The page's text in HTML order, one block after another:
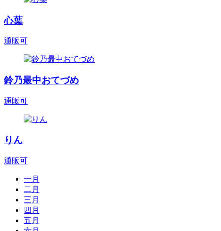
心葉
通販可
鈴乃最中おてづめ
通販可
りん
通販可
一月
二月
三月
四月
五月